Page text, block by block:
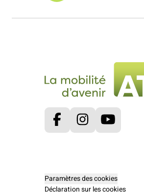
FacebookInstagram
Paramètres des cookies
Déclaration sur les cookies